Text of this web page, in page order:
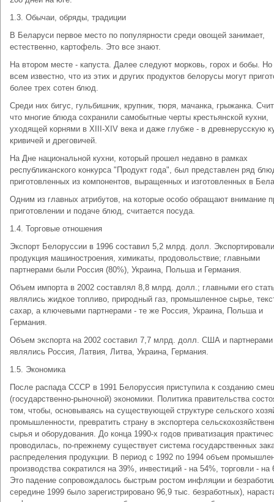
1.3. Обычаи, обряды, традиции
В Беларуси первое место по популярности среди овощей занимает,
естественно, картофель. Это все знают.
На втором месте - капуста. Далее следуют морковь, горох и бобы. Но
всем известно, что из этих и других продуктов белорусы могут
более трех сотен блюд.
Среди них бигус, гульбишник, крупник, тюря, мачанка, грыжанка.
что многие блюда сохранили самобытные черты крестьянской кухни,
уходящей корнями в XIII-ХIV века и даже глубже - в древнерусскую
кривичей и дреговичей.
На Дне национальной кухни, который прошел недавно в рамках
республиканского конкурса "Продукт года", был представлен ряд
приготовленных из компонентов, выращенных и изготовленных в
Одним из главных атрибутов, на которые особо обращают внимание
приготовлении и подаче блюд, считается посуда.
1.4. Торговые отношения
Экспорт Белоруссии в 1996 составил 5,2 млрд. долл.
продукция машиностроения, химикаты, продовольствие; главными
партнерами были Россия (80%), Украина, Польша и Германия.
Объем импорта в 2002 составлял 8,8 млрд. долл.; главными его
являлись жидкое топливо, природный газ, промышленное сырье,
сахар, а ключевыми партнерами - те же Россия, Украина, Польша и
Германия.
Объем экспорта на 2002 составил 7,7 млрд. долл. США и партнерами
являлись Россия, Латвия, Литва, Украина, Германия.
1.5. Экономика
После распада СССР в 1991 Белоруссия приступила к созданию
(государственно-рыночной) экономики. Политика правительства
том, чтобы, основываясь на существующей структуре сельского
промышленности, превратить страну в экспортера
сырья и оборудования. До конца 1990-х годов приватизация
проводилась, по-прежнему существует система государственных
распределения продукции. В период с 1992 по 1994 объем
производства сократился на 39%, инвестиций - на 54%, торговли - на
Это падение сопровождалось быстрым ростом инфляции и
середине 1999 было зарегистрировано 96,9 тыс. безработных),